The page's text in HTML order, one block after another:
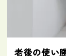
老後の使い